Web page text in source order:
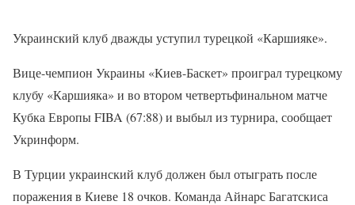
Украинский клуб дважды уступил турецкой «Каршияке».
Вице-чемпион Украины «Киев-Баскет» проиграл турецкому
клубу «Каршияка» и во втором четвертьфинальном матче
Кубка Европы FIBA ​​(67:88) и выбыл из турнира, сообщает
Укринформ.
В Турции украинский клуб должен был отыграть после
поражения в Киеве 18 очков. Команда Айнарс Багатскиса